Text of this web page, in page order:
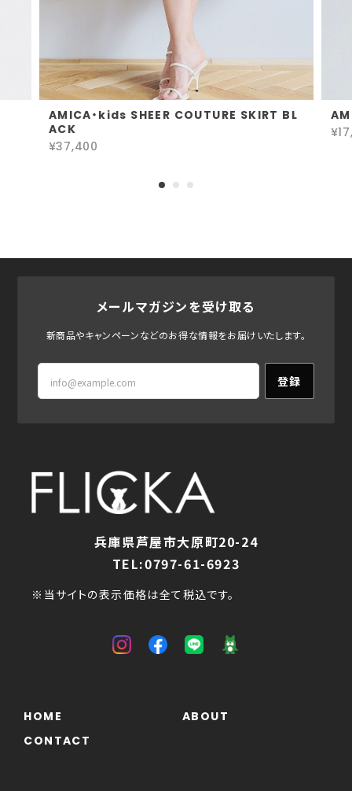
AMICA・kids SHEER COUTURE SKIRT BL
ACK
¥37,400
メールマガジンを受け取る
新商品やキャンペーンなどのお得な情報をお届けいたします。
登録
兵庫県芦屋市大原町20-24
TEL:0797-61-6923
※当サイトの表示価格は全て税込です。
HOME
ABOUT
CONTACT